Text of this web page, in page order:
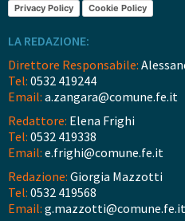
Privacy Policy Cookie Policy
LA REDAZIONE:
Direttore Responsabile:
Tel: 0532 419244
Email: a.zangara@comune.fe.it
Redattore: Elena Frighi
Tel: 0532 419338
Email: e.frighi@comune.fe.it
Redazione: Giorgia Mazzotti
Tel: 0532 419568
Email: g.mazzotti@comune.fe.it